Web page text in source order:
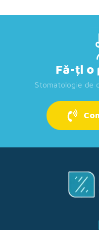
Fă-ți o
Stomatologie de